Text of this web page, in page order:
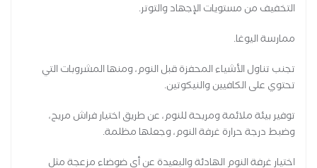
التخفيف من مستويات الإجهاد والتوتر.
ممارسة اليوغا.
تجنب تناول الأشياء المحفزة قبل النوم، ومنها المشروبات التي
تحتوي على الكافيين والنيكوتين.
توفير بيئة ملائمة ومريحة للنوم، عن طريق اختيار فراش مريح،
وضبط درجة حرارة غرفة النوم، وجعلها مظلمة.
اختيار غرفة النوم الهادئة والبعيدة عن أي ضوضاء مزعجة مثل